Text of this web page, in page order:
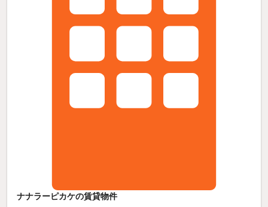
ナナラーピカケの賃貸物件